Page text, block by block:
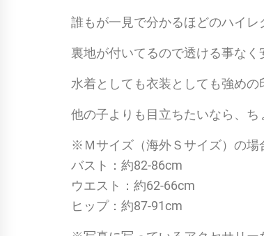
誰もが一見で分かるほどのハイレ
裏地が付いてるので透ける事な
水着としても衣装としても強めの
他の子よりも目立ちたいなら、ち
※Ｍサイズ（海外Ｓサイズ）の場
バスト：約82-86cm
ウエスト：約62-66cm
ヒップ：約87-91cm